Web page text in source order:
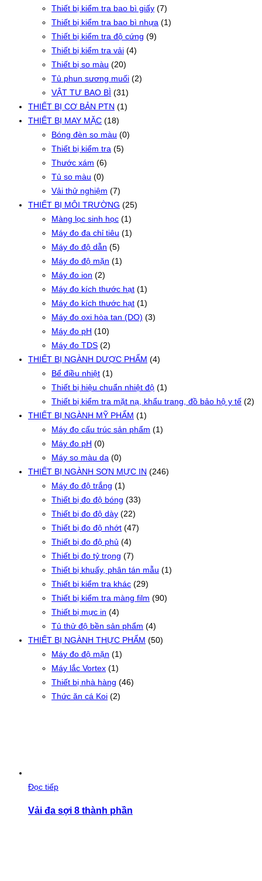
Thiết bị kiểm tra bao bì giấy (7)
Thiết bị kiểm tra bao bì nhựa (1)
Thiết bị kiểm tra độ cứng (9)
Thiết bị kiểm tra vải (4)
Thiết bị so màu (20)
Tủ phun sương muối (2)
VẬT TƯ BAO BÌ (31)
THIẾT BỊ CƠ BẢN PTN (1)
THIẾT BỊ MAY MẶC (18)
Bóng đèn so màu (0)
Thiết bị kiểm tra (5)
Thước xám (6)
Tủ so màu (0)
Vải thử nghiệm (7)
THIẾT BỊ MÔI TRƯỜNG (25)
Màng lọc sinh học (1)
Máy đo đa chỉ tiêu (1)
Máy đo độ dẫn (5)
Máy đo độ mặn (1)
Máy đo ion (2)
Máy đo kích thước hạt (1)
Máy đo kích thước hạt (1)
Máy đo oxi hòa tan (DO) (3)
Máy đo pH (10)
Máy đo TDS (2)
THIẾT BỊ NGÀNH DƯỢC PHẨM (4)
Bể điều nhiệt (1)
Thiết bị hiệu chuẩn nhiệt độ (1)
Thiết bị kiểm tra mặt nạ, khẩu trang, đồ bảo hộ y tế (2)
THIẾT BỊ NGÀNH MỸ PHẨM (1)
Máy đo cấu trúc sản phẩm (1)
Máy đo pH (0)
Máy so màu da (0)
THIẾT BỊ NGÀNH SƠN MỰC IN (246)
Máy đo độ trắng (1)
Thiết bị đo độ bóng (33)
Thiết bị đo độ dày (22)
Thiết bị đo độ nhớt (47)
Thiết bị đo độ phủ (4)
Thiết bị đo tỷ trọng (7)
Thiết bị khuấy, phân tán mẫu (1)
Thiết bị kiểm tra khác (29)
Thiết bị kiểm tra màng film (90)
Thiết bị mực in (4)
Tủ thử độ bền sản phẩm (4)
THIẾT BỊ NGÀNH THỰC PHẨM (50)
Máy đo độ mặn (1)
Máy lắc Vortex (1)
Thiết bị nhà hàng (46)
Thức ăn cá Koi (2)
Đọc tiếp
Vải đa sợi 8 thành phần